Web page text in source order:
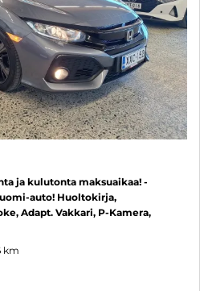
ja kulutonta maksuaikaa! -
auto! Huoltokirja,
Adapt. Vakkari, P-Kamera,
km